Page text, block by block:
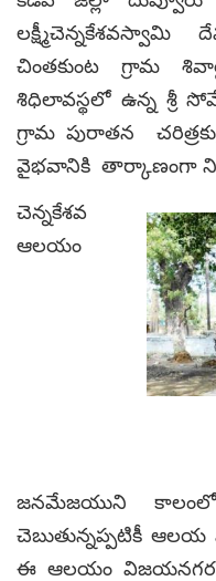
చింతకుంట గ్రామ
శిధిలావస్థలో ఉన్న శ్రీ
గ్రామ పురాతన
వైభవానికి తార్కాణంగా
చెన్నకేశవ
ఆలయం
జనమేజయుని కాలంలో
చెబుతున్నప్పటికీ ఆలయ
ఈ ఆలయం విజయనగర